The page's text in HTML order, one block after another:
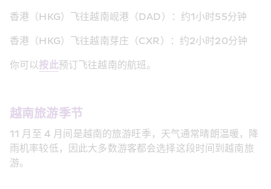
香港（HKG）飞往越南岘港（DAD）：约1小时55分钟
香港（HKG）飞往越南芽庄（CXR）：约2小时20分钟
你可以按此预订飞往越南的航班。
越南旅游季节
11 月至 4 月间是越南的旅游旺季，天气通常晴朗温暖，降
雨机率较低，因此大多数游客都会选择这段时间到越南旅
游。